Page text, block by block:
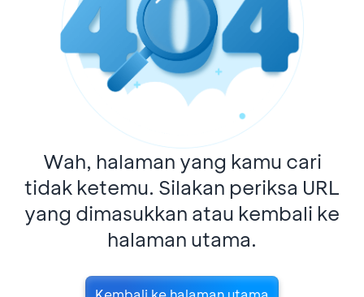
Wah, halaman yang kamu cari
tidak ketemu. Silakan periksa URL
yang dimasukkan atau kembali ke
halaman utama.